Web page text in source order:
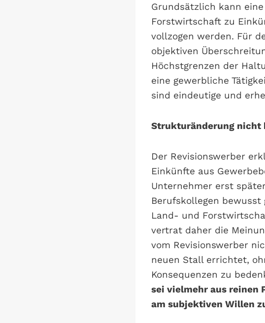
Grundsätzlich kann
Forstwirtschaft zu
vollzogen werden. Für
objektiven
Höchstgrenzen der
eine gewerbliche
sind eindeutige und
Strukturänderung nicht
Der Revisionswerber
Einkünfte aus
Unternehmer erst
Berufskollegen
Land- und
vertrat daher die
vom Revisionswerber
neuen Stall errichtet,
Konsequenzen zu
sei vielmehr aus reinen
am subjektiven Willen